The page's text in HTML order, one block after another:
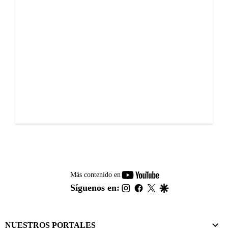
Más contenido en
youtube-
footer
Síguenos en: instagram
facebook
twitter
NUESTROS PORTALES